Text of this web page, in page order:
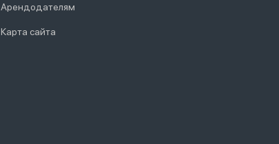
Арендодателям
Карта сайта